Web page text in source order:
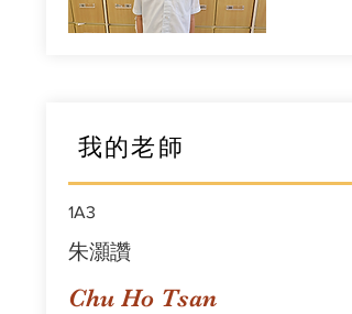
我的老師
1A3
朱灝讚
Chu Ho Tsan